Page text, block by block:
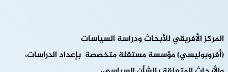
المركز الأفريقي للأبحاث ودراسة السياسات
(أفروبوليسي) مؤسسة مستقلة متخصصة بإعداد الدراسات،